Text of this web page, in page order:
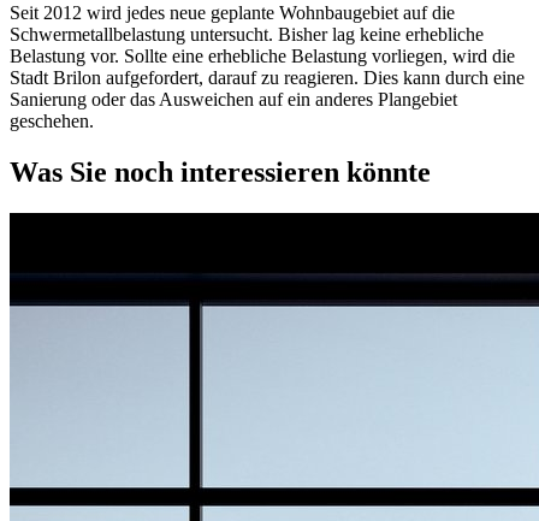
Seit 2012 wird jedes neue geplante Wohnbaugebiet auf die
Schwermetallbelastung untersucht. Bisher lag keine erhebliche
Belastung vor. Sollte eine erhebliche Belastung vorliegen, wird die
Stadt Brilon aufgefordert, darauf zu reagieren. Dies kann durch eine
Sanierung oder das Ausweichen auf ein anderes Plangebiet
geschehen.
Was Sie noch interessieren könnte